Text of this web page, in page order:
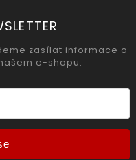
zasílat informace o
e-shopu.